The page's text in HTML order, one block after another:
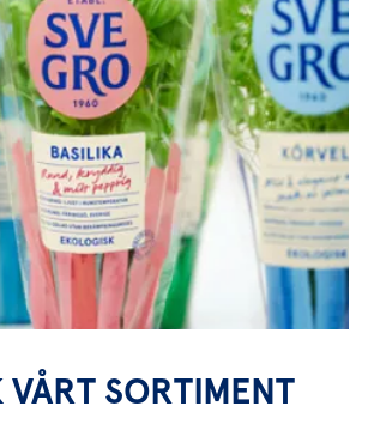
VÅRT SORTIMENT